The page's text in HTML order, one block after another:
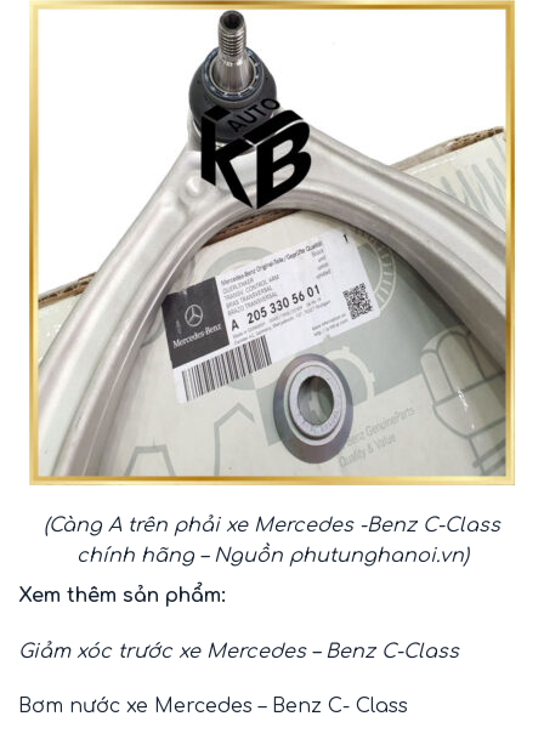
(Càng A trên phải xe Mercedes -Benz C-Class
chính hãng – Nguồn phutunghanoi.vn)
Xem thêm sản phẩm:
Giảm xóc trước xe Mercedes – Benz C-Class
Bơm nước xe Mercedes – Benz C- Class